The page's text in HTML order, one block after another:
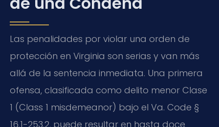
Las penalidades por violar una orden de
protección en Virginia son serias y van más
allá de la sentencia inmediata. Una primera
ofensa, clasificada como delito menor Clase
1 (Class 1 misdemeanor) bajo el Va. Code §
16.1-253.2, puede resultar en hasta doce